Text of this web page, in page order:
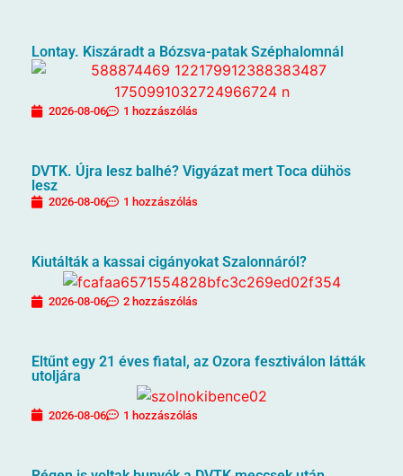
Lontay. Kiszáradt a Bózsva-patak Széphalomnál
2026-08-06 1 hozzászólás
DVTK. Újra lesz balhé? Vigyázat mert Toca dühös
lesz
2026-08-06 1 hozzászólás
Kiutálták a kassai cigányokat Szalonnáról?
2026-08-06 2 hozzászólás
Eltűnt egy 21 éves fiatal, az Ozora fesztiválon látták
utoljára
2026-08-06 1 hozzászólás